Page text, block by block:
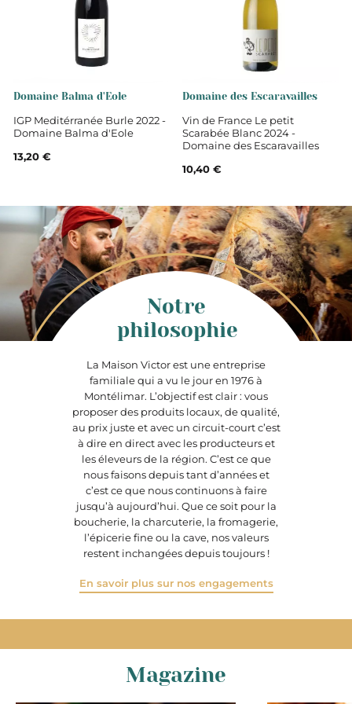
12,5
Domaine Balma d'Eole
IGP Meditérranée Burle 2022 -
Domaine Balma d'Eole
13,20 €
Domaine des Escaravailles
Vin de France Le petit
Scarabée Blanc 2024 -
Domaine des Escaravailles
10,40 €
La Maison Victor est une entreprise
familiale qui a vu le jour en 1976 à
Montélimar. L’objectif est clair : vous
proposer des produits locaux, de qualité,
au prix juste et avec un circuit-court c’est
à dire en direct avec les producteurs et
les éleveurs de la région. C’est ce que
nous faisons depuis tant d’années et
c’est ce que nous continuons à faire
jusqu’à aujourd’hui. Que ce soit pour la
boucherie, la charcuterie, la fromagerie,
l’épicerie fine ou la cave, nos valeurs
restent inchangées depuis toujours !
En savoir plus sur nos engagements
Notre
philosophie
Magazine